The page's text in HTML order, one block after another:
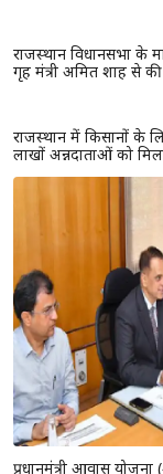
राजस्थान विधानसभा के
गृह मंत्री अमित शाह से